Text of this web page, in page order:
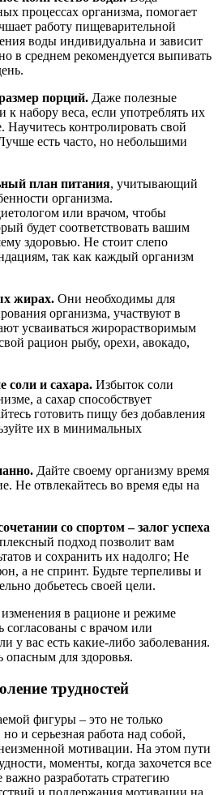
процессах организма, помогает
работу пищеварительной
воды индивидуальна и зависит
в среднем рекомендуется выпивать
порций. Даже полезные
к набору веса, если употреблять их
Научитесь контролировать свой
есть часто, но небольшими
план питания, учитывающий
организма.
или врачом, чтобы
будет соответствовать вашим
здоровью. Не стоит слепо
так как каждый организм
жирах. Они необходимы для
организма, участвуют в
усваиваться жирорастворимым
рацион рыбу, орехи, авокадо,
соли и сахара. Избыток соли
а сахар способствует
готовить пищу без добавления
их в минимальных
Дайте своему организму время
Не отвлекайтесь во время еды на
со спортом – залог успеха
подход позволит вам
и сохранить их надолго; Не
а не спринт. Будьте терпеливы и
добьетесь своей цели.
в рационе и режиме
с врачом или
у вас есть какие-либо заболевания.
для здоровья.
трудностей
фигуры – это не только
и серьезная работа над собой,
мотивации. На этом пути
моменты, когда захочется все
разработать стратегию